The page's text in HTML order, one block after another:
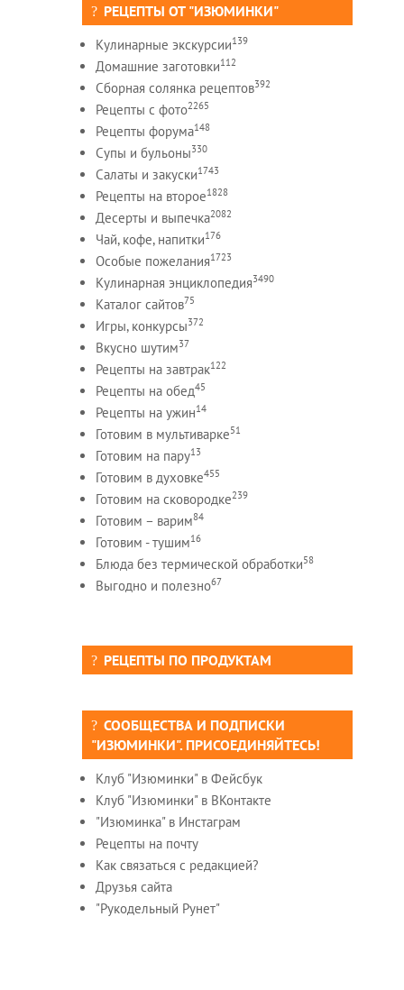
РЕЦЕПТЫ ОТ "ИЗЮМИНКИ"
Кулинарные экскурсии139
Домашние заготовки112
Сборная солянка рецептов392
Рецепты c фото2265
Рецепты форума148
Супы и бульоны330
Салаты и закуски1743
Рецепты на второе1828
Десерты и выпечка2082
Чай, кофе, напитки176
Особые пожелания1723
Кулинарная энциклопедия3490
Каталог сайтов75
Игры, конкурсы372
Вкусно шутим37
Рецепты на завтрак122
Рецепты на обед45
Рецепты на ужин14
Готовим в мультиварке51
Готовим на пару13
Готовим в духовке455
Готовим на сковородке239
Готовим – варим84
Готовим - тушим16
Блюда без термической обработки58
Выгодно и полезно67
РЕЦЕПТЫ ПО ПРОДУКТАМ
СООБЩЕСТВА И ПОДПИСКИ
"ИЗЮМИНКИ". ПРИСОЕДИНЯЙТЕСЬ!
Клуб "Изюминки" в Фейсбук
Клуб "Изюминки" в ВКонтакте
"Изюминка" в Инстаграм
Рецепты на почту
Как связаться с редакцией?
Друзья сайта
"Рукодельный Рунет"